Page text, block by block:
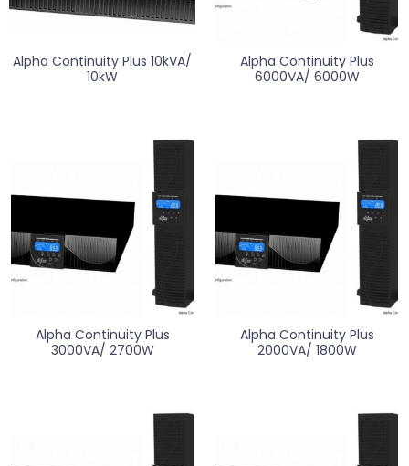
Alpha Continuity Plus 10kVA/
10kW
Alpha Continuity Plus
6000VA/ 6000W
Alpha Continuity Plus
3000VA/ 2700W
Alpha Continuity Plus
2000VA/ 1800W